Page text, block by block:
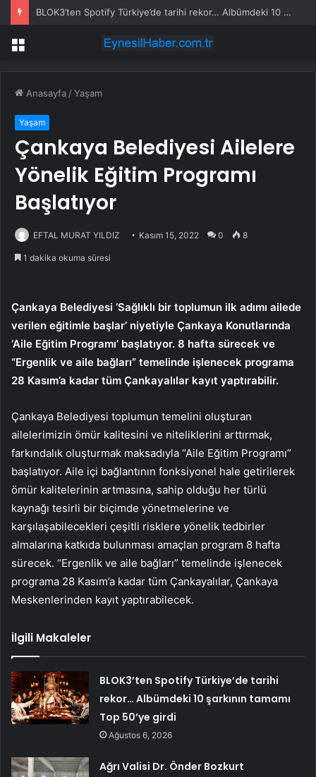
BLOK3’ten Spotify Türkiye’de tarihi rekor… Albümdeki 10 şarkının tamamı Top 50’ye girdi
Menü
Anasayfa /Yaşam
Yaşam
Çankaya Belediyesi Ailelere
Yönelik Eğitim Programı
Başlatıyor
EFTAL MURAT YILDIZ Kasım 15, 2022 0 8
1 dakika okuma süresi
Çankaya Belediyesi ‘Sağlıklı bir toplumun ilk adımı ailede
verilen eğitimle başlar’ niyetiyle Çankaya Konutlarında
‘Aile Eğitim Programı’ başlatıyor. 8 hafta sürecek ve
“Ergenlik ve aile bağları” temelinde işlenecek programa
28 Kasım’a kadar tüm Çankayalılar kayıt yaptırabilir.
Çankaya Belediyesi toplumun temelini oluşturan
ailelerimizin ömür kalitesini ve niteliklerini arttırmak,
farkındalık oluşturmak maksadıyla “Aile Eğitim Programı”
başlatıyor. Aile içi bağlantının fonksiyonel hale getirilerek
ömür kalitelerinin artmasına, sahip olduğu her türlü
kaynağı tesirli bir biçimde yönetmelerine ve
karşılaşabilecekleri çeşitli risklere yönelik tedbirler
almalarına katkıda bulunması amaçlan program 8 hafta
sürecek. “Ergenlik ve aile bağları” temelinde işlenecek
programa 28 Kasım’a kadar tüm Çankayalılar, Çankaya
Meskenlerinden kayıt yaptırabilecek.
İlgili Makaleler
BLOK3’ten Spotify Türkiye’de tarihi
rekor… Albümdeki 10 şarkının tamamı
Top 50’ye girdi
Ağustos 6, 2026
Ağrı Valisi Dr. Önder Bozkurt